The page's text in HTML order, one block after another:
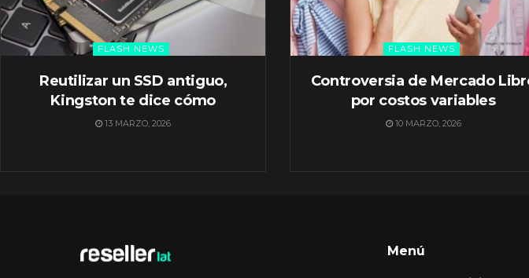
FLASH NEWS
Reutilizar un SSD antiguo,
Kingston te dice cómo
13 MARZO, 2026
FLASH NEWS
Controversia de Mercado
por costos variables
10 MARZO, 2026
Menú